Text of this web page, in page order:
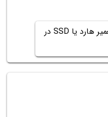
آموزش کار با دستور چک دیسک برای اسکن و تعمیر هارد یا SSD در